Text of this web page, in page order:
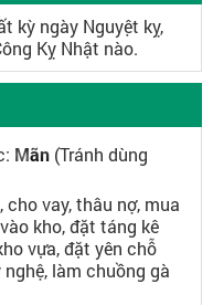
kỳ ngày Nguyệt kỵ,
Kỵ Nhật nào.
Mãn (Tránh dùng
cho vay, thâu nợ, mua
kho, đặt táng kê
vựa, đặt yên chỗ
làm chuồng gà